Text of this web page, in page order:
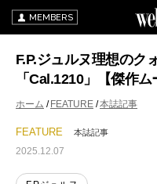
MEMBERS
F.P.ジュルヌ理想のク
「Cal.1210」【傑作ム
ホーム FEATURE 本誌記事
FEATURE 本誌記事
2025.12.07